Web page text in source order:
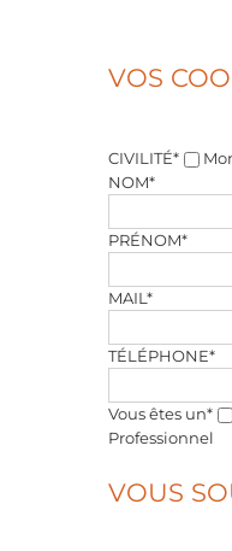
VOS
CIVILITÉ*
NOM*
PRÉNOM*
MAIL*
TÉLÉPHONE*
Vous êtes un*
Professionnel
VOUS